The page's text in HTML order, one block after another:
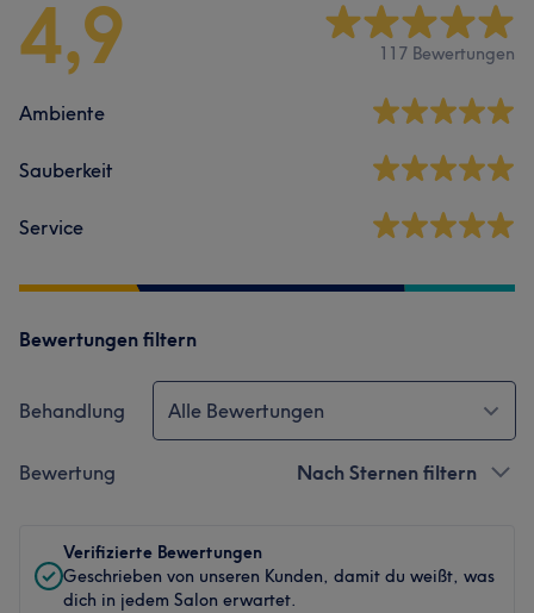
4,9 117 Bewertungen
Ambiente
Sauberkeit
Service
Bewertungen filtern
Behandlung Alle Bewertungen
Bewertung Nach Sternen filtern
Verifizierte Bewertungen
Geschrieben von unseren Kunden, damit du weißt, was
dich in jedem Salon erwartet.